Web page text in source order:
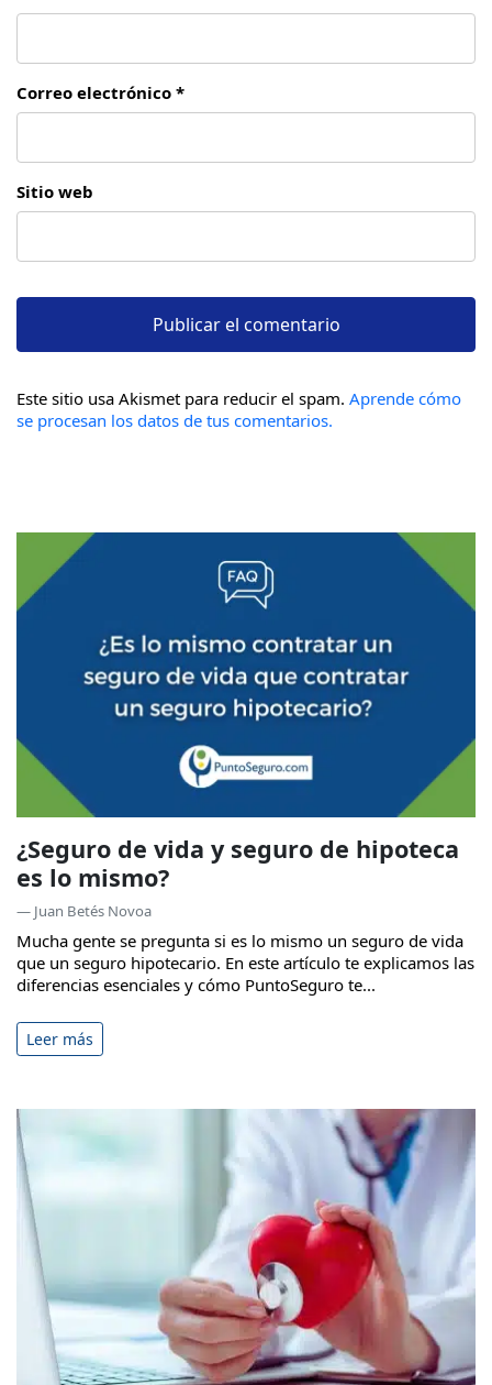
Correo electrónico *
Sitio web
Este sitio usa Akismet para reducir el spam. Aprende cómo
se procesan los datos de tus comentarios.
¿Seguro de vida y seguro de hipoteca
es lo mismo?
— Juan Betés Novoa
Mucha gente se pregunta si es lo mismo un seguro de vida
que un seguro hipotecario. En este artículo te explicamos las
diferencias esenciales y cómo PuntoSeguro te...
Leer más